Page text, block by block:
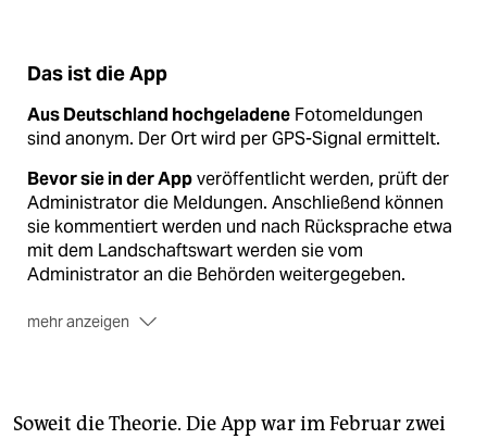
Das ist die App
Aus Deutschland hochgeladene Fotomeldungen
sind anonym. Der Ort wird per GPS-Signal ermittelt.
Bevor sie in der Appveröffentlicht werden, prüft der
Administrator die Meldungen. Anschließend können
sie kommentiert werden und nach Rücksprache etwa
mit dem Landschaftswart werden sie vom
Administrator an die Behörden weitergegeben.
mehr anzeigen
und Pflanzen erweitern und eine Datenbasis bieten,
um einen sachlichen Dialog zwischen den Beteiligten
Soweit die Theorie. Die App war im Februar zwei